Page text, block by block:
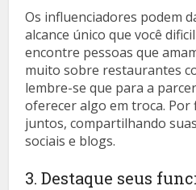
Os influenciadores podem
alcance único que você
encontre pessoas que
muito sobre restaurantes
lembre-se que para a
oferecer algo em troca. Por
juntos, compartilhando
sociais e blogs.
3. Destaque seus